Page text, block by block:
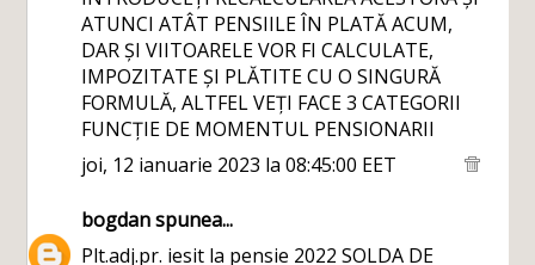
ATUNCI ATÂT PENSIILE ÎN PLATĂ ACUM,
DAR ȘI VIITOARELE VOR FI CALCULATE,
IMPOZITATE ȘI PLĂTITE CU O SINGURĂ
FORMULĂ, ALTFEL VEȚI FACE 3 CATEGORII
FUNCȚIE DE MOMENTUL PENSIONARII
joi, 12 ianuarie 2023 la 08:45:00 EET
bogdanspunea...
Plt.adj.pr. iesit la pensie 2022 SOLDA DE